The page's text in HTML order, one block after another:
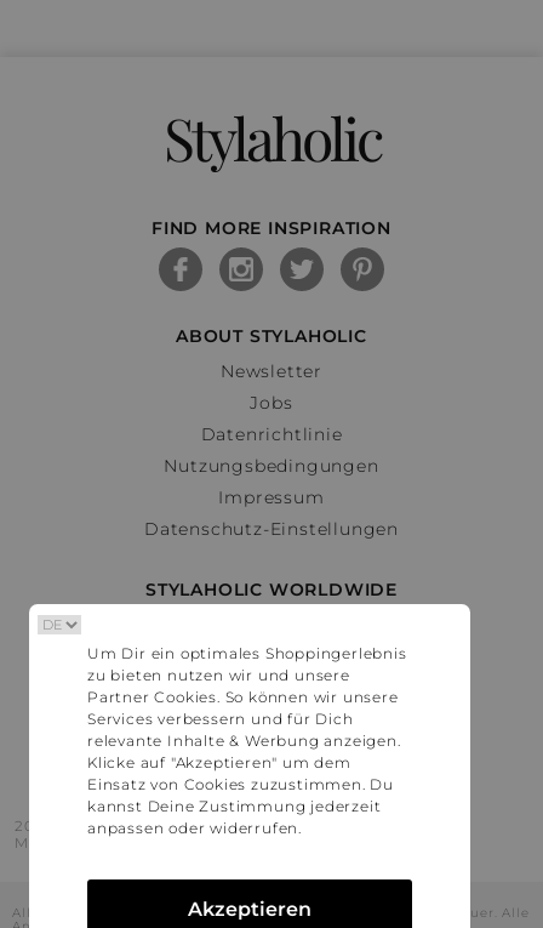
Stylaholic
FIND MORE INSPIRATION
ABOUT STYLAHOLIC
Newsletter
Jobs
Datenrichtlinie
Nutzungsbedingungen
Impressum
Datenschutz-Einstellungen
STYLAHOLIC WORLDWIDE
Österreich
Schweiz
France
United States
2016 - 2026 © Stylaholic.
Made for you with love in munich.
Alle Preise inkl. der jeweils geltenden gesetzlichen Mehrwertsteuer. Alle
Um Dir ein optimales Shoppingerlebnis
zu bieten nutzen wir und unsere
Partner Cookies. So können wir unsere
Services verbessern und für Dich
relevante Inhalte & Werbung anzeigen.
Klicke auf "Akzeptieren" um dem
Einsatz von Cookies zuzustimmen. Du
kannst Deine Zustimmung jederzeit
anpassen oder widerrufen.
Akzeptieren